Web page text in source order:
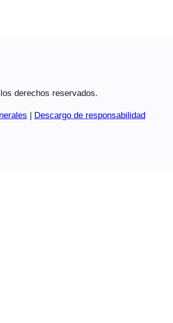
derechos reservados.
| Descargo de responsabilidad